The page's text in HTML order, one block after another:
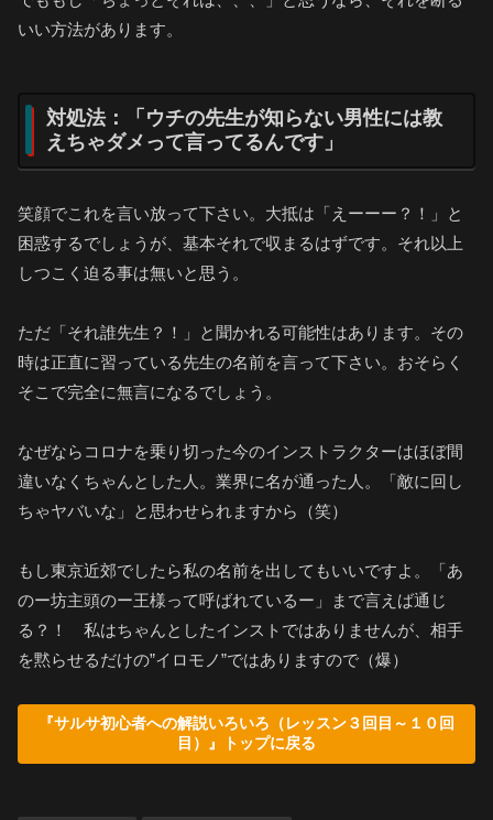
いい方法があります。
対処法：「ウチの先生が知らない男性には教
えちゃダメって言ってるんです」
笑顔でこれを言い放って下さい。大抵は「えーーー？！」と
困惑するでしょうが、基本それで収まるはずです。それ以上
しつこく迫る事は無いと思う。
ただ「それ誰先生？！」と聞かれる可能性はあります。その
時は正直に習っている先生の名前を言って下さい。おそらく
そこで完全に無言になるでしょう。
なぜならコロナを乗り切った今のインストラクターはほぼ間
違いなくちゃんとした人。業界に名が通った人。「敵に回し
ちゃヤバいな」と思わせられますから（笑）
もし東京近郊でしたら私の名前を出してもいいですよ。「あ
のー坊主頭のー王様って呼ばれているー」まで言えば通じ
る？！ 私はちゃんとしたインストではありませんが、相手
を黙らせるだけの”イロモノ”ではありますので（爆）
『サルサ初心者への解説いろいろ（レッスン３回目～１０回
目）』トップに戻る